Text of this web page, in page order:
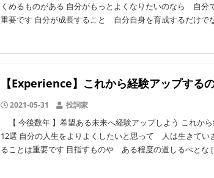
くめるものがある 自分がもっとよくなりたいのなら 自分
重要です 自分が成長すること 自分自身を育成するだけで
【Experience】これから経験アップする
2021-05-31 投詞家
【 今後数年 】希望ある未来へ経験アップしよう これか
12選 自分の人生をよりよくしたいと思って 人は生きて
ることは重要です 目指すものや ある程度の道しるべとな